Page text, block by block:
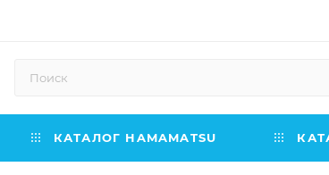
КАТАЛОГ HAMAMATSU